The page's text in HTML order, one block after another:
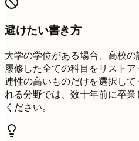
避けたい書き方
大学の学位がある場合、高校の
履修した全ての科目をリスト
連性の高いものだけを選択し
れる分野では、数十年前に卒
ください。